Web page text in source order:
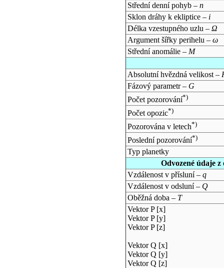
Střední denní pohyb –n
Sklon dráhy k ekliptice – i
Délka vzestupného uzlu –Ω
Argument šířky perihelu –ω
Střední anomálie – M
Absolutní hvězdná velikost –
Fázový parametr – G
Počet pozorování*)
Počet opozic*)
Pozorována v letech*)
Poslední pozorování*)
Typ planetky
Odvozené údaje
Vzdálenost v přísluní –q
Vzdálenost v odsluní – Q
Oběžná doba – T
Vektor P [x]
Vektor P [y]
Vektor P [z]
Vektor Q [x]
Vektor Q [y]
Vektor Q [z]